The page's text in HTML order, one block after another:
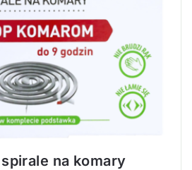
na komary